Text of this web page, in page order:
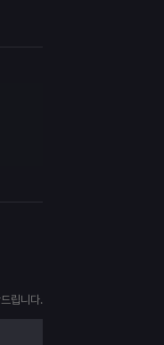
립니다.